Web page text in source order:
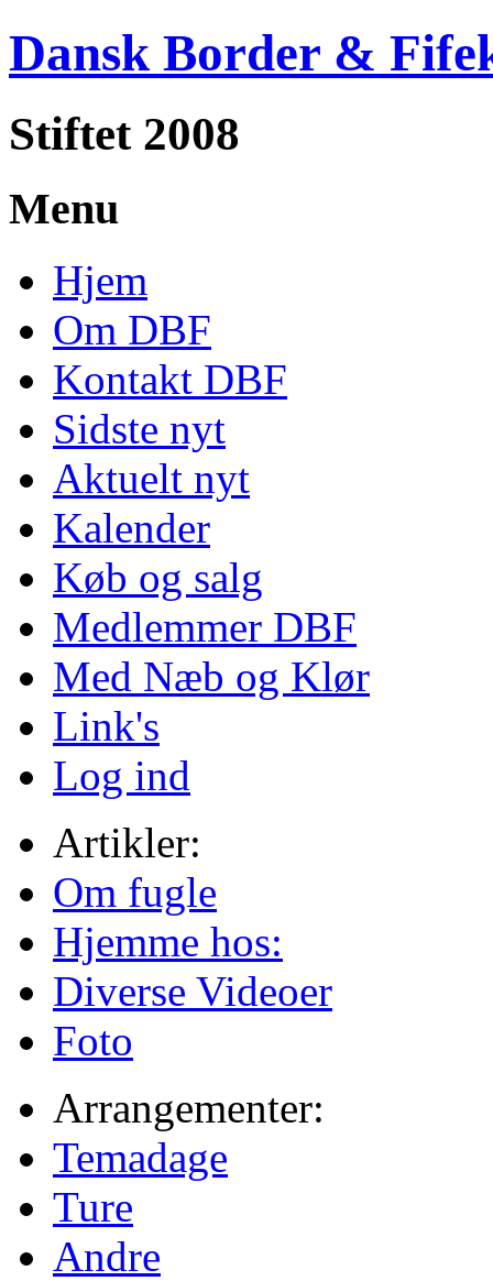
Dansk Border &
Stiftet 2008
Menu
Hjem
Om DBF
Kontakt DBF
Sidste nyt
Aktuelt nyt
Kalender
Køb og salg
Medlemmer DBF
Med Næb og Klør
Link's
Log ind
Artikler:
Om fugle
Hjemme hos:
Diverse Videoer
Foto
Arrangementer:
Temadage
Ture
Andre